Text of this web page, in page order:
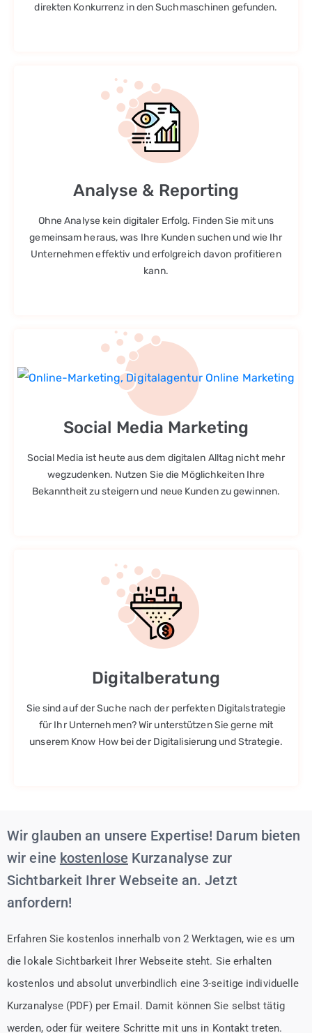
direkten Konkurrenz in den Suchmaschinen gefunden.
Analyse & Reporting
Ohne Analyse kein digitaler Erfolg. Finden Sie mit uns
gemeinsam heraus, was Ihre Kunden suchen und wie Ihr
Unternehmen effektiv und erfolgreich davon profitieren
kann.
Social Media Marketing
Social Media ist heute aus dem digitalen Alltag nicht mehr
wegzudenken. Nutzen Sie die Möglichkeiten Ihre
Bekanntheit zu steigern und neue Kunden zu gewinnen.
Digitalberatung
Sie sind auf der Suche nach der perfekten Digitalstrategie
für Ihr Unternehmen? Wir unterstützen Sie gerne mit
unserem Know How bei der Digitalisierung und Strategie.
Wir glauben an unsere Expertise! Darum bieten
wir eine kostenlose Kurzanalyse zur
Sichtbarkeit Ihrer Webseite an. Jetzt
anfordern!
Erfahren Sie kostenlos innerhalb von 2 Werktagen, wie es um
die lokale Sichtbarkeit Ihrer Webseite steht. Sie erhalten
kostenlos und absolut unverbindlich eine 3-seitige individuelle
Kurzanalyse (PDF) per Email. Damit können Sie selbst tätig
werden, oder für weitere Schritte mit uns in Kontakt treten.